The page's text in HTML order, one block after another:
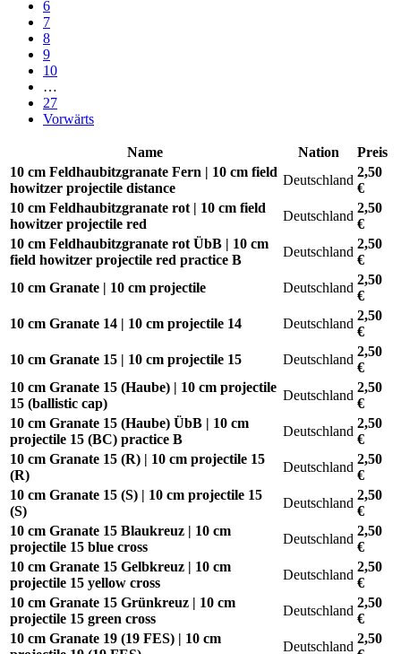
6
7
8
9
10
…
27
Vorwärts
Name Nation
Preis
10 cm Feldhaubitzgranate Fern | 10 cm field
howitzer projectile distance
Deutschland
2,50
€
10 cm Feldhaubitzgranate rot | 10 cm field
howitzer projectile red
Deutschland
2,50
€
10 cm Feldhaubitzgranate rot ÜbB | 10 cm
field howitzer projectile red practice B
Deutschland
2,50
€
10 cm Granate | 10 cm projectile
Deutschland
2,50
€
10 cm Granate 14 | 10 cm projectile 14
Deutschland
2,50
€
10 cm Granate 15 | 10 cm projectile 15
Deutschland
2,50
€
10 cm Granate 15 (Haube) | 10 cm projectile
15 (ballistic cap)
Deutschland
2,50
€
10 cm Granate 15 (Haube) ÜbB | 10 cm
projectile 15 (BC) practice B
Deutschland
2,50
€
10 cm Granate 15 (R) | 10 cm projectile 15
(R)
Deutschland
2,50
€
10 cm Granate 15 (S) | 10 cm projectile 15
(S)
Deutschland
2,50
€
10 cm Granate 15 Blaukreuz | 10 cm
projectile 15 blue cross
Deutschland
2,50
€
10 cm Granate 15 Gelbkreuz | 10 cm
projectile 15 yellow cross
Deutschland
2,50
€
10 cm Granate 15 Grünkreuz | 10 cm
projectile 15 green cross
Deutschland
2,50
€
10 cm Granate 19 (19 FES) | 10 cm
Deutschland
2,50